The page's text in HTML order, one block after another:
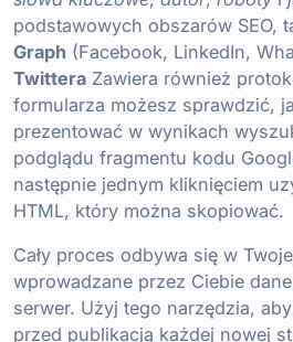
podstawowych obszarów SEO,
Graph (Facebook, LinkedIn,
Twittera Zawiera również
formularza możesz sprawdzić,
prezentować w wynikach
podglądu fragmentu kodu
następnie jednym kliknięciem
HTML, który można skopiować.
Cały proces odbywa się w
wprowadzane przez Ciebie
serwer. Użyj tego narzędzia,
przed publikacją każdej nowej